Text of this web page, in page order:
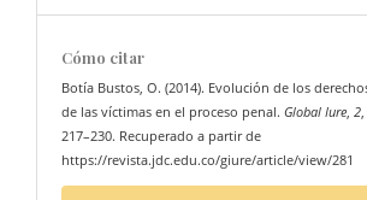
Cómo citar
Botía Bustos, O. (2014). Evolución de los
de las víctimas en el proceso penal.Global Iure,2,
217–230. Recuperado a partir de
https://revista.jdc.edu.co/giure/article/view/281